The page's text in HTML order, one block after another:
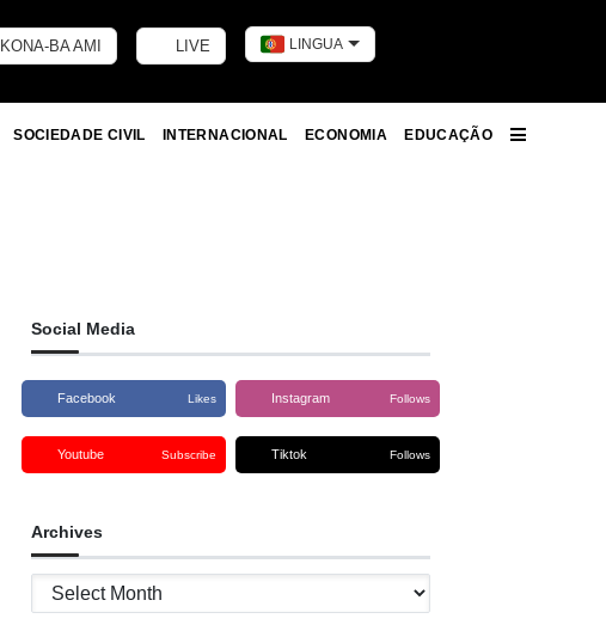
KONA-BA AMI LIVE LINGUA
SOCIEDADE CIVIL INTERNACIONAL ECONOMIA
EDUCAÇÃO
Social Media
Facebook Likes Instagram Follows
Youtube Subscribe Tiktok Follows
Archives
Archives